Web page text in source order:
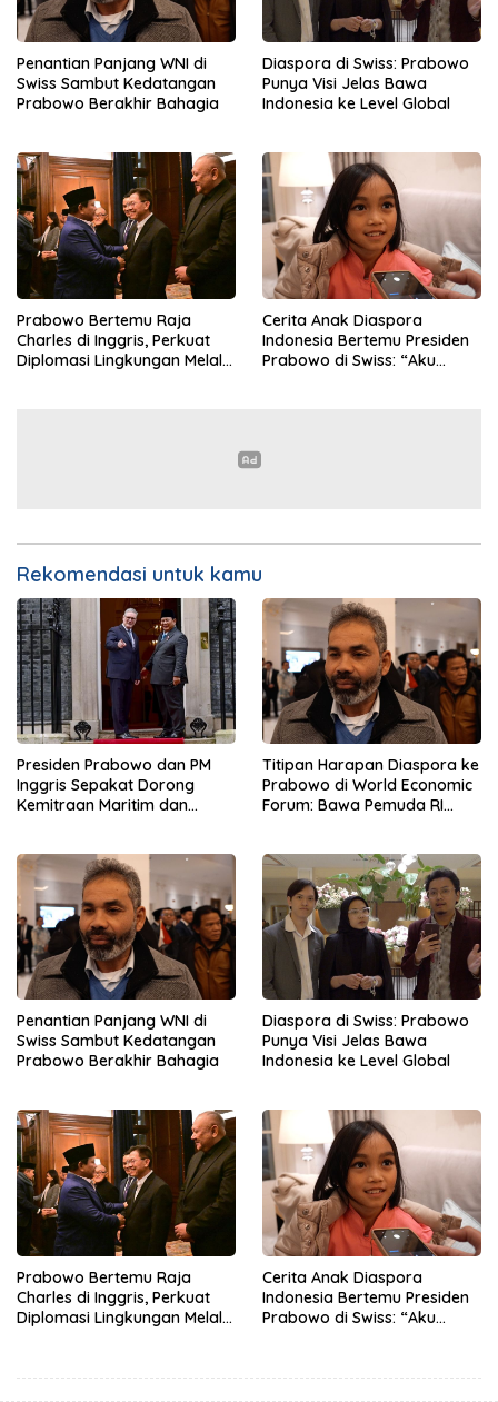
Penantian Panjang WNI di
Swiss Sambut Kedatangan
Prabowo Berakhir Bahagia
Diaspora di Swiss: Prabowo
Punya Visi Jelas Bawa
Indonesia ke Level Global
Prabowo Bertemu Raja
Charles di Inggris, Perkuat
Diplomasi Lingkungan Melalui
Cerita Anak Diaspora
Indonesia Bertemu Presiden
Prabowo di Swiss: “Aku
Rekomendasi untuk kamu
Presiden Prabowo dan PM
Inggris Sepakat Dorong
Kemitraan Maritim dan
Titipan Harapan Diaspora ke
Prabowo di World Economic
Forum: Bawa Pemuda RI
Penantian Panjang WNI di
Swiss Sambut Kedatangan
Prabowo Berakhir Bahagia
Diaspora di Swiss: Prabowo
Punya Visi Jelas Bawa
Indonesia ke Level Global
Prabowo Bertemu Raja
Charles di Inggris, Perkuat
Diplomasi Lingkungan Melalui
Cerita Anak Diaspora
Indonesia Bertemu Presiden
Prabowo di Swiss: “Aku